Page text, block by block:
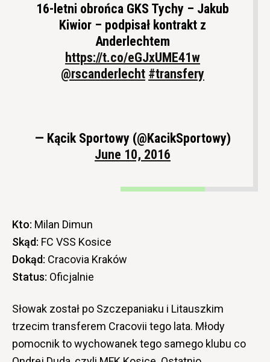
16-letni obrońca GKS Tychy – Jakub
Kiwior – podpisał kontrakt z
Anderlechtem
https://t.co/eGJxUME41w
@rscanderlecht #transfery
— Kącik Sportowy (@KacikSportowy)
June 10, 2016
Kto: Milan Dimun
Skąd: FC VSS Kosice
Dokąd: Cracovia Kraków
Status: Oficjalnie
Słowak został po Szczepaniaku i Litauszkim
trzecim transferem Cracovii tego lata. Młody
pomocnik to wychowanek tego samego klubu co